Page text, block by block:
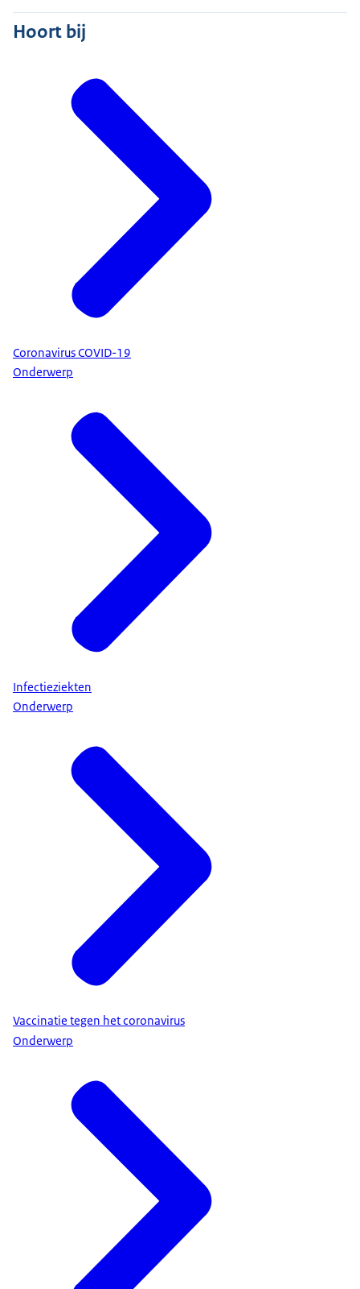
Hoort bij
Coronavirus COVID-19
Onderwerp
Infectieziekten
Onderwerp
Vaccinatie tegen het coronavirus
Onderwerp